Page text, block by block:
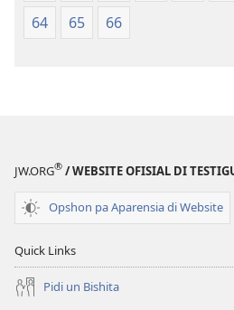
64
65 66
JW.ORG® / WEBSITE OFISIAL DI
Opshon pa Aparensia di Website
Quick Links
Pidi un Bishita